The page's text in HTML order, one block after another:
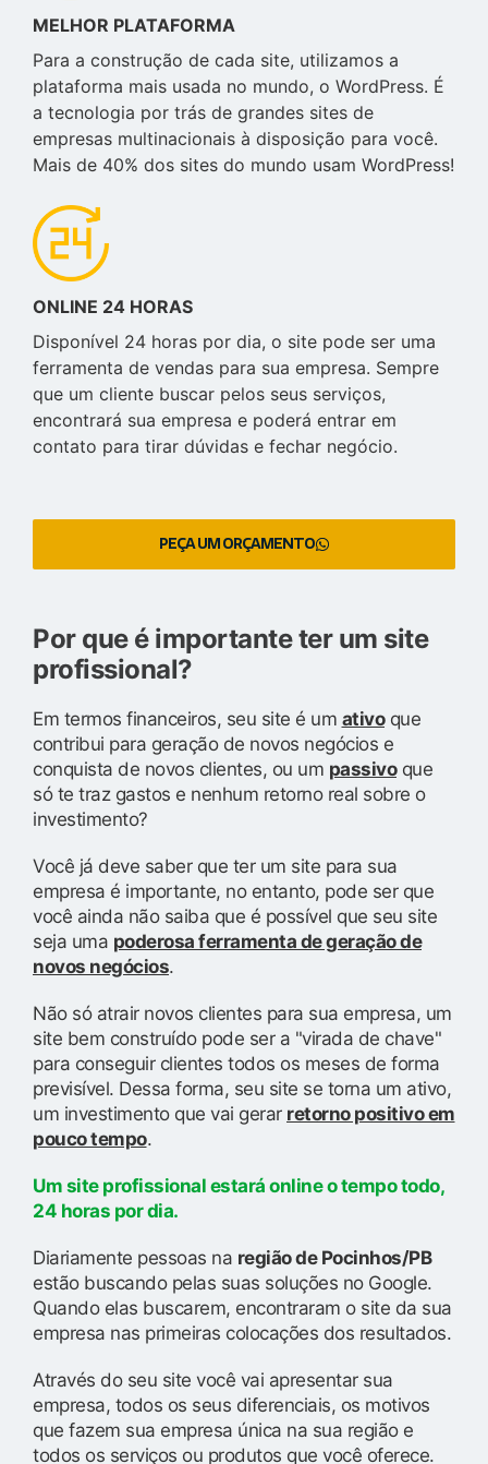
MELHOR PLATAFORMA
Para a construção de cada site, utilizamos a
plataforma mais usada no mundo, o WordPress. É
a tecnologia por trás de grandes sites de
empresas multinacionais à disposição para você.
Mais de 40% dos sites do mundo usam WordPress!
ONLINE 24 HORAS
Disponível 24 horas por dia, o site pode ser uma
ferramenta de vendas para sua empresa. Sempre
que um cliente buscar pelos seus serviços,
encontrará sua empresa e poderá entrar em
contato para tirar dúvidas e fechar negócio.
PEÇA UM ORÇAMENTO
Por que é importante ter um site
profissional?
Em termos financeiros, seu site é um ativoque
contribui para geração de novos negócios e
conquista de novos clientes, ou um passivoque
só te traz gastos e nenhum retorno real sobre o
investimento?
Você já deve saber que ter um site para sua
empresa é importante, no entanto, pode ser que
você ainda não saiba que é possível que seu site
seja uma poderosa ferramenta de geração de
novos negócios.
Não só atrair novos clientes para sua empresa, um
site bem construído pode ser a "virada de chave"
para conseguir clientes todos os meses de forma
previsível. Dessa forma, seu site se torna um ativo,
um investimento que vai gerar retorno positivo em
pouco tempo.
Um site profissional estará online o tempo todo,
24 horas por dia.
Diariamente pessoas na região de Pocinhos/PB
estão buscando pelas suas soluções no Google.
Quando elas buscarem, encontraram o site da sua
empresa nas primeiras colocações dos resultados.
Através do seu site você vai apresentar sua
empresa, todos os seus diferenciais, os motivos
que fazem sua empresa única na sua região e
todos os serviços ou produtos que você oferece.